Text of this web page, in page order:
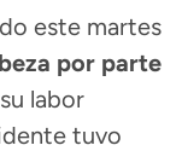
este martes
por parte
labor
tuvo